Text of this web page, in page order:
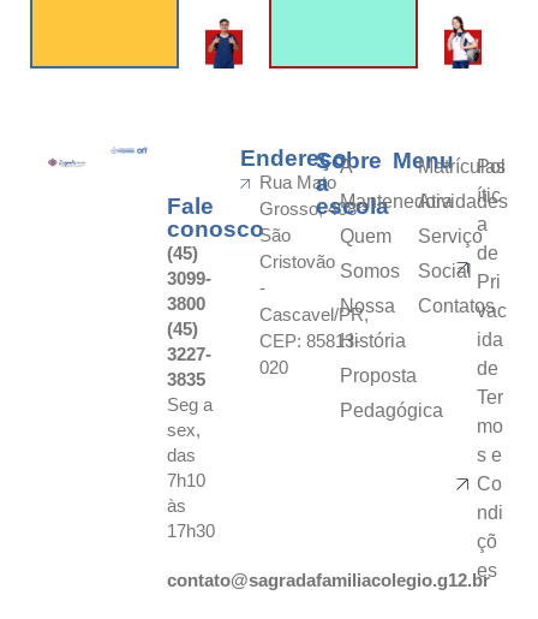
Fale
conosco
(45)
3099-
3800
(45)
3227-
3835
Seg a
sex,
das
7h10
às
17h30
contato@sagradafamiliacolegio.g12.br
Endereço
Rua Mato
Grosso, 408 -
São
Cristovão
-
Cascavel/PR,
CEP: 85813-
020
Sobre
a
escola
A
Mantenedora
Quem
Somos
Nossa
História
Proposta
Pedagógica
Menu
Matrículas
Atividades
Serviço
Social
Contatos
Pol
ític
a
de
Pri
vac
ida
de
Ter
mo
s e
Co
ndi
çõ
es